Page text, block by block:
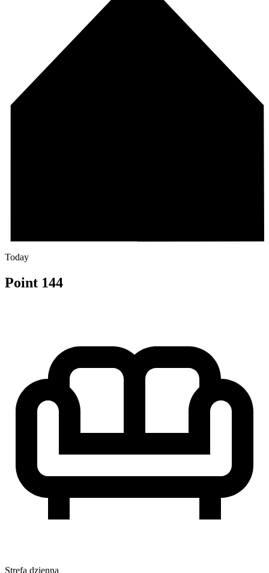
Today
Point 144
Strefa dzienna